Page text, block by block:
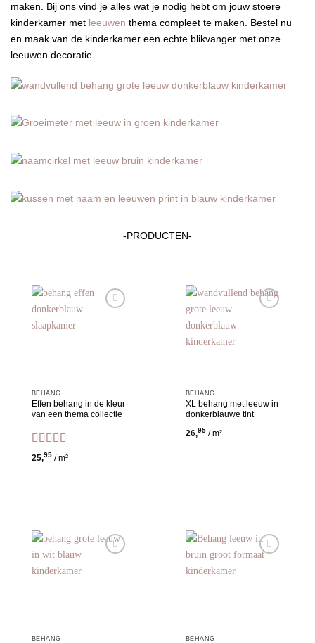
maken. Bij ons vind je alles wat je nodig hebt om jouw stoere
kinderkamer met leeuwen thema compleet te maken. Bestel nu
en maak van de kinderkamer een echte blikvanger met onze
leeuwen decoratie.
-PRODUCTEN-
BEHANG
Effen behang in de kleur
van een thema collectie
Gewaardeerd
uit 5
25,95 / m²
BEHANG
XL behang met leeuw in
donkerblauwe tint
26,95 / m²
BEHANG BEHANG